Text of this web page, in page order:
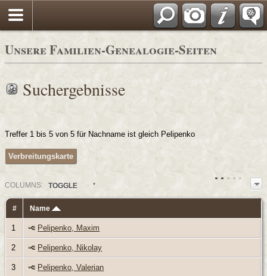
Unsere Familien-Genealogie-Seiten
Suchergebnisse
Treffer 1 bis 5 von 5 für Nachname ist gleich Pelipenko
Verbreitungskarte
COLUMN S: TOGGLE
# Name
1 Pelipenko, Maxim
2 Pelipenko, Nikolay
3 Pelipenko, Valerian